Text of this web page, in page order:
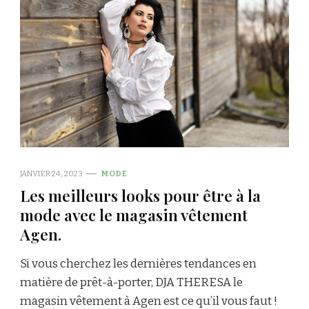
JANVIER 24, 2023 MODE
Les meilleurs looks pour être à la
mode avec le magasin vêtement
Agen.
Si vous cherchez les dernières tendances en
matière de prêt-à-porter, DJA THERESA le
magasin vêtement à Agen est ce qu’il vous faut !